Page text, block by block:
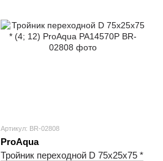
Артикул: BR-02808
ProAqua
Тройник переходной D 75х25х75 *